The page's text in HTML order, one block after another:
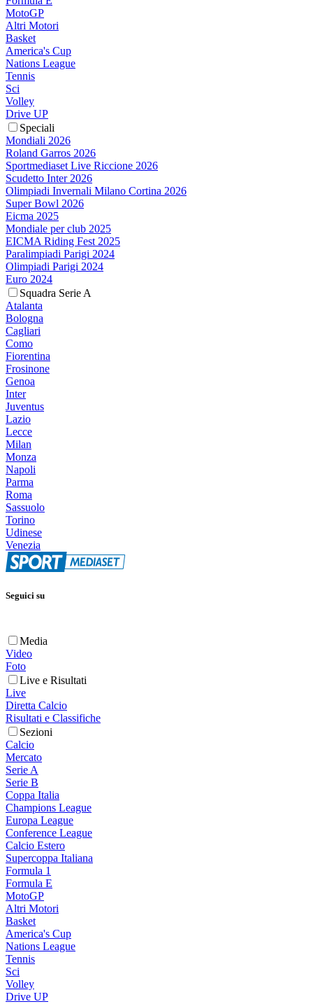
MotoGP
Altri Motori
Basket
America's Cup
Nations League
Tennis
Sci
Volley
Drive UP
Speciali
Mondiali 2026
Roland Garros 2026
Sportmediaset Live Riccione 2026
Scudetto Inter 2026
Olimpiadi Invernali Milano Cortina 2026
Super Bowl 2026
Eicma 2025
Mondiale per club 2025
EICMA Riding Fest 2025
Paralimpiadi Parigi 2024
Olimpiadi Parigi 2024
Euro 2024
Squadra Serie A
Atalanta
Bologna
Cagliari
Como
Fiorentina
Frosinone
Genoa
Inter
Juventus
Lazio
Lecce
Milan
Monza
Napoli
Parma
Roma
Sassuolo
Torino
Udinese
Venezia
Seguici su
Media
Video
Foto
Live e Risultati
Live
Diretta Calcio
Risultati e Classifiche
Sezioni
Calcio
Mercato
Serie A
Serie B
Coppa Italia
Champions League
Europa League
Conference League
Calcio Estero
Supercoppa Italiana
Formula 1
Formula E
MotoGP
Altri Motori
Basket
America's Cup
Nations League
Tennis
Sci
Volley
Drive UP